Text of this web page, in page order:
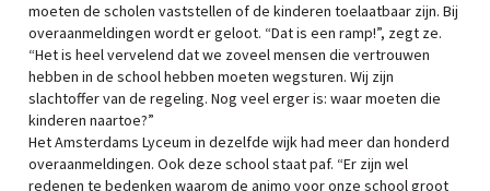
moeten de scholen vaststellen of de kinderen toelaatbaar zijn. Bij
overaanmeldingen wordt er geloot. “Dat is een ramp!”, zegt ze.
“Het is heel vervelend dat we zoveel mensen die vertrouwen
hebben in de school hebben moeten wegsturen. Wij zijn
slachtoffer van de regeling. Nog veel erger is: waar moeten die
kinderen naartoe?”
Het Amsterdams Lyceum in dezelfde wijk had meer dan honderd
overaanmeldingen. Ook deze school staat paf. “Er zijn wel
redenen te bedenken waarom de animo voor onze school groot